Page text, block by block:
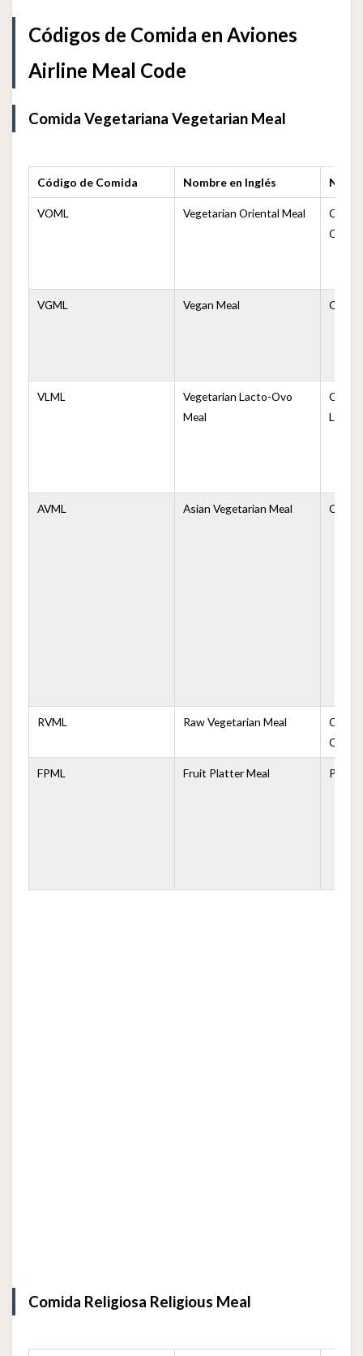
Códigos de Comida en Aviones
Airline Meal Code
Comida Vegetariana Vegetarian Meal
Código de Comida Nombre en Inglés
VOML Vegetarian Oriental Meal
VGML Vegan Meal
VLML
Vegetarian Lacto-Ovo
Meal
AVML Asian Vegetarian Meal
RVML Raw Vegetarian Meal
Cruda
FPML Fruit Platter Meal Plato
Comida Religiosa Religious Meal